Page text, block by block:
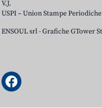
V.J.
USPI – Union Stampe
ENSOUL srl-Grafiche GTower